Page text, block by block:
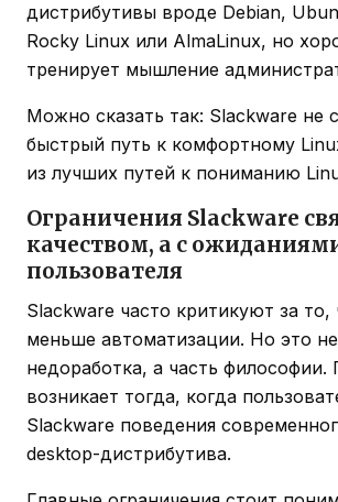
дистрибутивы вроде Debian,
Rocky Linux или AlmaLinux, но
тренирует мышление
Можно сказать так: Slackware не
быстрый путь к комфортному
из лучших путей к пониманию
Ограничения Slackware
качеством, а с
пользователя
Slackware часто критикуют за
меньше автоматизации. Но это
недоработка, а часть философии.
возникает тогда, когда
Slackware поведения
desktop-дистрибутива.